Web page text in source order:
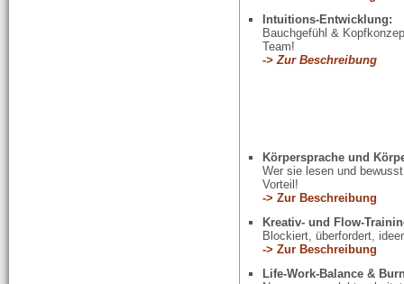
Intuitions-Entwicklung:
Bauchgefühl &
Team!
-> Zur Beschreibung
Körpersprache und
Wer sie lesen und
Vorteil!
-> Zur Beschreibung
Kreativ- und Flow-
Blockiert, überfordert,
-> Zur Beschreibung
Life-Work-Balance &